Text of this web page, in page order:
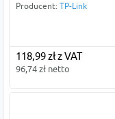
Producent: TP-Link
118,99 zł z VAT
96,74 zł netto